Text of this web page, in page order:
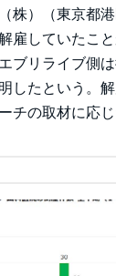
株）（東京都
雇していたこ
ブリライブ側
したという。
チの取材に応じ